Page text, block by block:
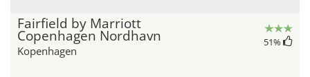
Fairfield by Marriott
Copenhagen Nordhavn
Kopenhagen
51%